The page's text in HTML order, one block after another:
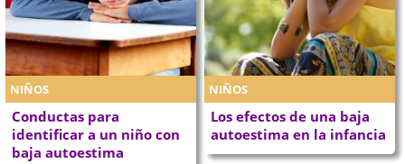
NIÑOS
Conductas para
identificar a un niño con
baja autoestima
NIÑOS
Los efectos de una baja
autoestima en la infancia